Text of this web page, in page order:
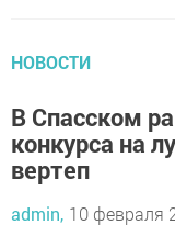
НОВОСТИ
В Спасском
конкурса на
вертеп
admin, 10 февраля